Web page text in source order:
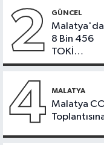
2 GÜNCEL
Malatya'da
8 Bin 456
TOKİ
Konutunun
Bugün
Çekiliyor
4 MALATYA
Malatya